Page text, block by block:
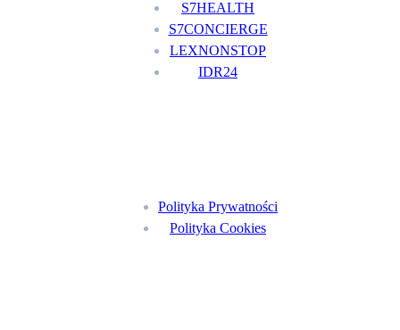
S7HEALTH
S7CONCIERGE
LEXNONSTOP
IDR24
Polityka Prywatności
Polityka Cookies